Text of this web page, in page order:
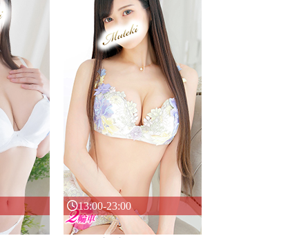
13:00-23:00